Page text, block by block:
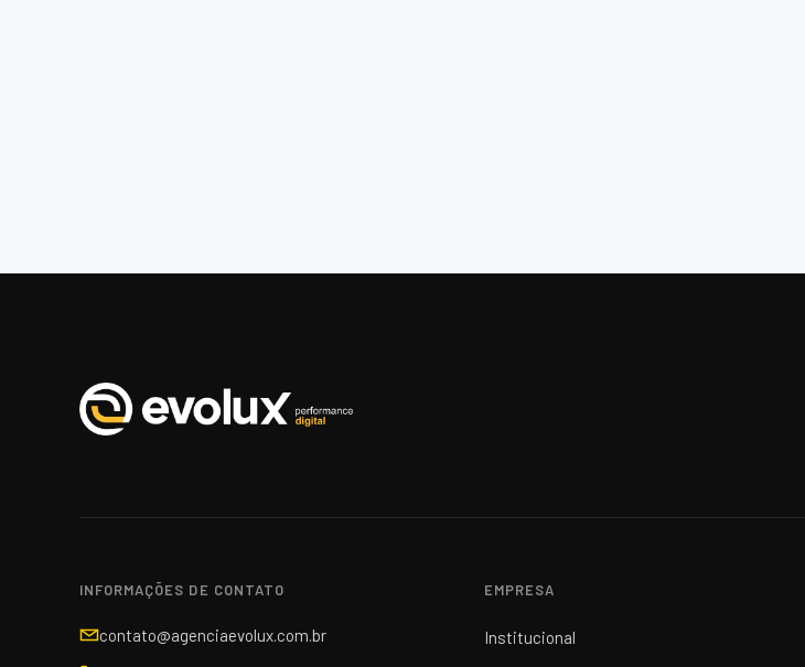
INFORMAÇÕES DE CONTATO
contato@agenciaevolux.com.br
EMPRESA
Institucional